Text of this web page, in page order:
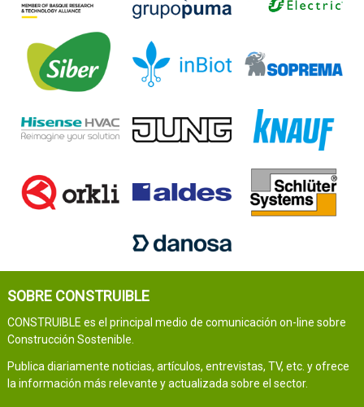
SOBRE CONSTRUIBLE
CONSTRUIBLE es el principal medio de comunicación on-line sobre
Construcción Sostenible.
Publica diariamente noticias, artículos, entrevistas, TV, etc. y ofrece
la información más relevante y actualizada sobre el sector.